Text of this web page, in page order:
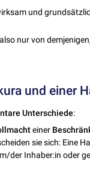
und
nur von
und einer
Unterschiede:
einer
sie sich: Eine
der Inhaber:in oder